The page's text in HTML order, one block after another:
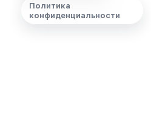
Политика
конфиденциальности